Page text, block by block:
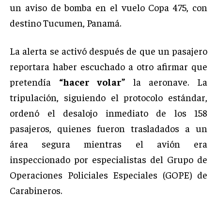
un aviso de bomba en el vuelo Copa 475, con
destino Tucumen, Panamá.
La alerta se activó después de que un pasajero
reportara haber escuchado a otro afirmar que
pretendía “hacer volar” la aeronave. La
tripulación, siguiendo el protocolo estándar,
ordenó el desalojo inmediato de los 158
pasajeros, quienes fueron trasladados a un
área segura mientras el avión era
inspeccionado por especialistas del Grupo de
Operaciones Policiales Especiales (GOPE) de
Carabineros.